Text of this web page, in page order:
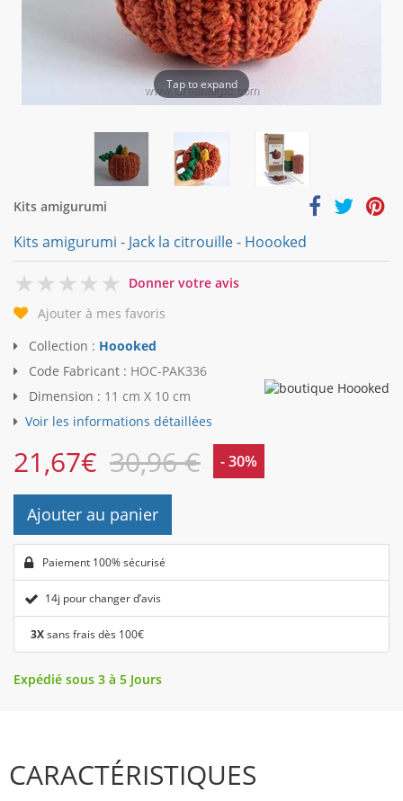
Tap to expand
Kits amigurumi
Kits amigurumi - Jack la citrouille - Hoooked
0
Donner votre avis
Ajouter à mes favoris
Collection : Hoooked
Code Fabricant : HOC-PAK336
Dimension : 11 cm X 10 cm
Voir les informations détaillées
21,67€ 30,96 € - 30%
Ajouter au panier
Paiement 100% sécurisé
14j pour changer d’avis
3Xsans frais dès 100€
Expédié sous 3 à 5 Jours
CARACTÉRISTIQUES